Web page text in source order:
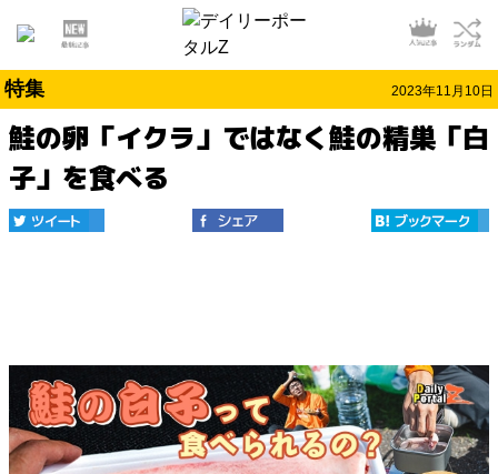
特集 2023年11月10日
鮭の卵「イクラ」ではなく鮭の精巣「白
子」を食べる